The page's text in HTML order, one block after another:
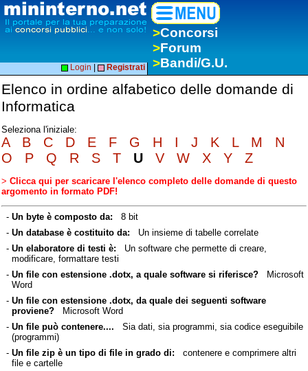
>Concorsi
>Forum
>Bandi/G.U.
Login Registrati
Elenco in ordine alfabetico delle domande di
Informatica
Seleziona l'iniziale:
A B C D E F G H I J K L M
N
O
P Q R S T U V W X Y Z
> Clicca qui per scaricare l'elenco completo delle domande di questo
argomento in formato PDF!
- Un byte è composto da: 8 bit
- Un database è costituito da: Un insieme di tabelle correlate
- Un elaboratore di testi è: Un software che permette di creare,
modificare, formattare testi
- Un file con estensione .dotx, a quale software si riferisce?Microsoft
Word
- Un file con estensione .dotx, da quale dei seguenti software
proviene?Microsoft Word
- Un file può contenere.... Sia dati, sia programmi, sia codice eseguibile
(programmi)
- Un file zip è un tipo di file in grado di: contenere e comprimere altri
file e cartelle